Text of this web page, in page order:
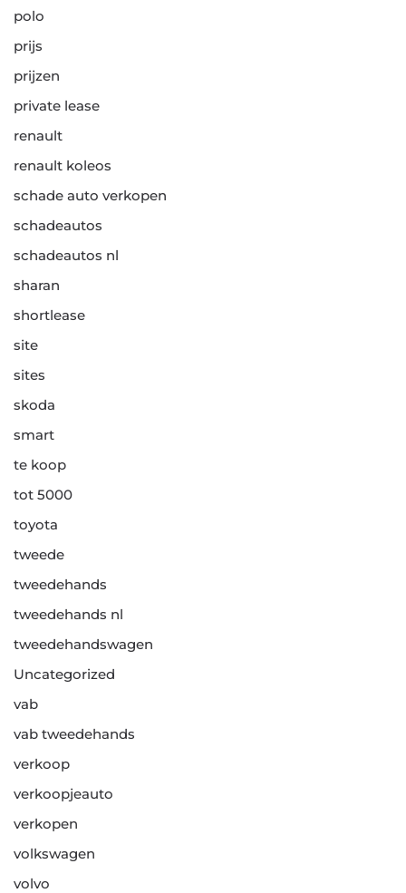
polo
prijs
prijzen
private lease
renault
renault koleos
schade auto verkopen
schadeautos
schadeautos nl
sharan
shortlease
site
sites
skoda
smart
te koop
tot 5000
toyota
tweede
tweedehands
tweedehands nl
tweedehandswagen
Uncategorized
vab
vab tweedehands
verkoop
verkoopjeauto
verkopen
volkswagen
volvo